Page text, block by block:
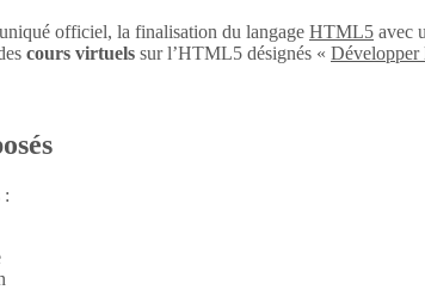
officiel, la finalisation du langage HTML5 avec
cours virtuels sur l’HTML5 désignés « Développer
: